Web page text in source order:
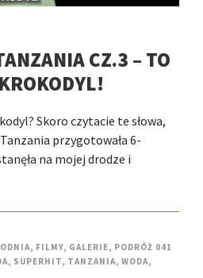
CZ.3 – TO
Skoro czytacie te słowa,
przygotowała 6-
na mojej drodze i
, FILMY, GALERIE, PODRÓŻ 041
, SUPERHIT, TANZANIA, WODA,